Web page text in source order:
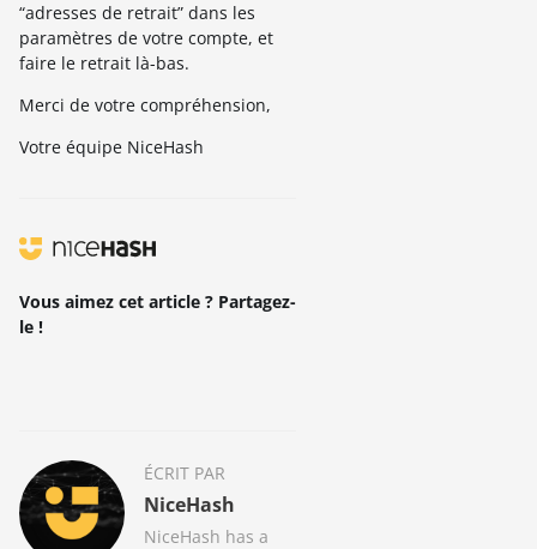
“adresses de retrait” dans les
paramètres de votre compte, et
faire le retrait là-bas.
Merci de votre compréhension,
Votre équipe NiceHash
Vous aimez cet article ? Partagez-
le !
ÉCRIT PAR
NiceHash
NiceHash has a